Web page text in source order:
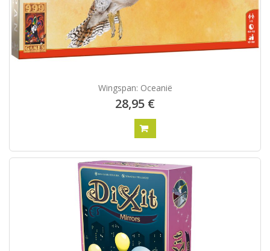
Wingspan: Oceanië
28,95 €